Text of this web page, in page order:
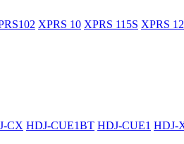
XPRS 10 XPRS 115S XPRS 12
CX HDJ-CUE1BT HDJ-CUE1 HDJ-